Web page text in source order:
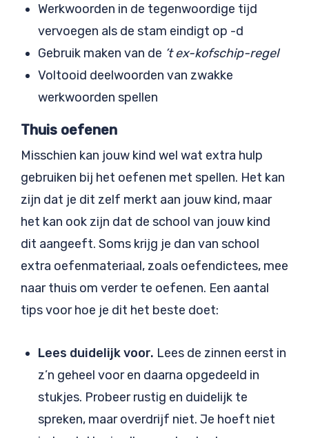
Werkwoorden in de tegenwoordige tijd
vervoegen als de stam eindigt op -d
Gebruik maken van de ’t ex-kofschip-regel
Voltooid deelwoorden van zwakke
werkwoorden spellen
Thuis oefenen
Misschien kan jouw kind wel wat extra hulp
gebruiken bij het oefenen met spellen. Het kan
zijn dat je dit zelf merkt aan jouw kind, maar
het kan ook zijn dat de school van jouw kind
dit aangeeft. Soms krijg je dan van school
extra oefenmateriaal, zoals oefendictees, mee
naar thuis om verder te oefenen. Een aantal
tips voor hoe je dit het beste doet:
Lees duidelijk voor. Lees de zinnen eerst in
z’n geheel voor en daarna opgedeeld in
stukjes. Probeer rustig en duidelijk te
spreken, maar overdrijf niet. Je hoeft niet